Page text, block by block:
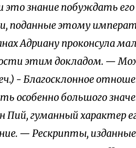
это знание побуждать
поданные этому
Адриану проконсула
этим докладом. —
- Благосклонное
особенно большого
Пий, гуманный характер
— Рескрипты,